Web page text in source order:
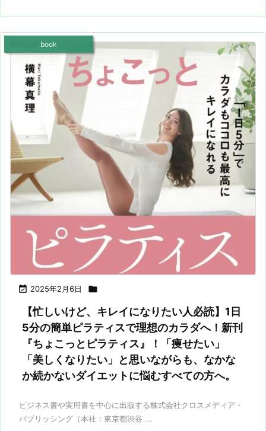
 2025年2月6日 
book
【忙しいけど、キレイになりたい人必読】1日
5分の簡単ピラティスで理想のカラダへ！新刊
『ちょこっとピラティス』！「痩せたい」
「美しくなりたい」と思いながらも、なかな
か続かないダイエットに悩むすべての方へ。
ビジネス書や実用書を中心に出版する株式会社クロスメディア・
パブリッシング（本社：東京都渋谷 ...